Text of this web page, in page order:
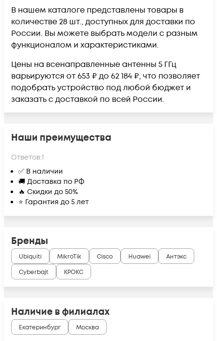
В нашем каталоге представлены товары в
количестве 28 шт., доступных для доставки по
России. Вы можете выбрать модели с разным
функционалом и характеристиками.
Цены на всенаправленные антенны 5 ГГц
варьируются от 653 ₽ до 62 184 ₽, что позволяет
подобрать устройство под любой бюджет и
заказать с доставкой по всей России.
Наши преимущества
Ответов:1
✅ В наличии
🚚 Доставка по РФ
🔥 Скидки до 50%
⭐ Гарантия до 5 лет
Бренды
Ubiquiti MikroTik Cisco Huawei
Антэкс
Cyberbajt
КРОКС
Наличие в филиалах
Екатеринбург Москва